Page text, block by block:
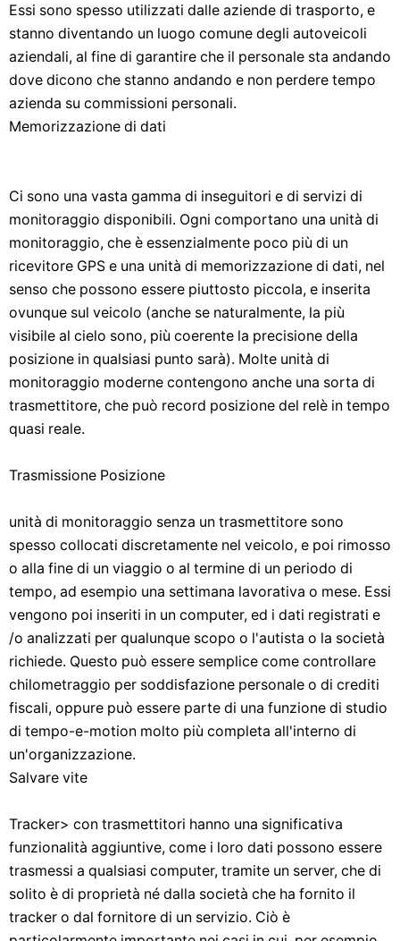
Essi sono spesso utilizzati dalle aziende di trasporto, e
stanno diventando un luogo comune degli autoveicoli
aziendali, al fine di garantire che il personale sta andando
dove dicono che stanno andando e non perdere tempo
azienda su commissioni personali.
Memorizzazione di dati
Ci sono una vasta gamma di inseguitori e di servizi di
monitoraggio disponibili. Ogni comportano una unità di
monitoraggio, che è essenzialmente poco più di un
ricevitore GPS e una unità di memorizzazione di dati, nel
senso che possono essere piuttosto piccola, e inserita
ovunque sul veicolo (anche se naturalmente, la più
visibile al cielo sono, più coerente la precisione della
posizione in qualsiasi punto sarà). Molte unità di
monitoraggio moderne contengono anche una sorta di
trasmettitore, che può record posizione del relè in tempo
quasi reale.
Trasmissione Posizione
unità di monitoraggio senza un trasmettitore sono
spesso collocati discretamente nel veicolo, e poi rimosso
o alla fine di un viaggio o al termine di un periodo di
tempo, ad esempio una settimana lavorativa o mese. Essi
vengono poi inseriti in un computer, ed i dati registrati e
/o analizzati per qualunque scopo o l'autista o la società
richiede. Questo può essere semplice come controllare
chilometraggio per soddisfazione personale o di crediti
fiscali, oppure può essere parte di una funzione di studio
di tempo-e-motion molto più completa all'interno di
un'organizzazione.
Salvare vite
Tracker> con trasmettitori hanno una significativa
funzionalità aggiuntive, come i loro dati possono essere
trasmessi a qualsiasi computer, tramite un server, che di
solito è di proprietà né dalla società che ha fornito il
tracker o dal fornitore di un servizio. Ciò è